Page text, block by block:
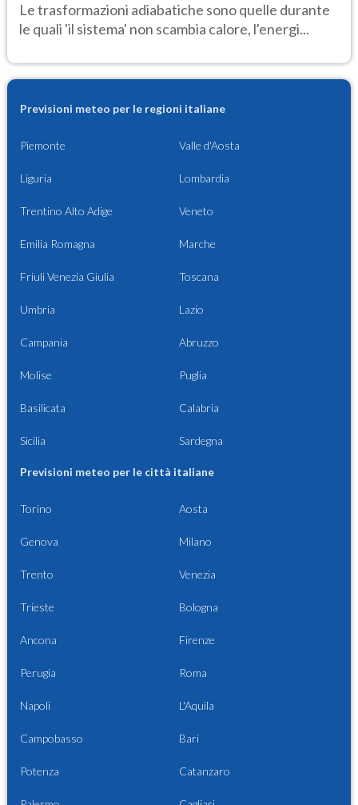
Le trasformazioni adiabatiche sono quelle durante
le quali 'il sistema' non scambia calore, l'energi...
Previsioni meteo per le regioni italiane
Piemonte Valle d'Aosta
Liguria Lombardia
Trentino Alto Adige Veneto
Emilia Romagna Marche
Friuli Venezia Giulia Toscana
Umbria Lazio
Campania Abruzzo
Molise Puglia
Basilicata Calabria
Sicilia Sardegna
Previsioni meteo per le città italiane
Torino Aosta
Genova Milano
Trento Venezia
Trieste Bologna
Ancona Firenze
Perugia Roma
Napoli L'Aquila
Campobasso Bari
Potenza Catanzaro